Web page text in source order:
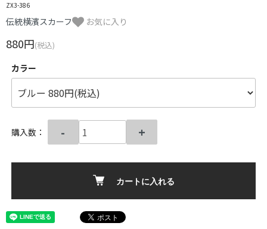
ZX3-386
伝統横濱スカーフ お気に入り
880円(税込)
カラー
購入数： - +
カートに入れる